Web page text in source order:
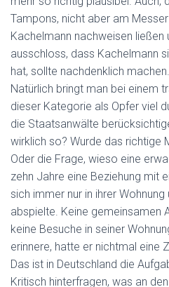
Tampons, nicht aber am
Kachelmann nachweisen ließen
ausschloss, dass Kachelmann
hat, sollte nachdenklich machen.
Natürlich bringt man bei einem
dieser Kategorie als Opfer viel
die Staatsanwälte
wirklich so? Wurde das richtige
Oder die Frage, wieso eine
zehn Jahre eine Beziehung mit
sich immer nur in ihrer
abspielte. Keine gemeinsamen
keine Besuche in seiner
erinnere, hatte er nichtmal eine
Das ist in Deutschland die
Kritisch hinterfragen, was an